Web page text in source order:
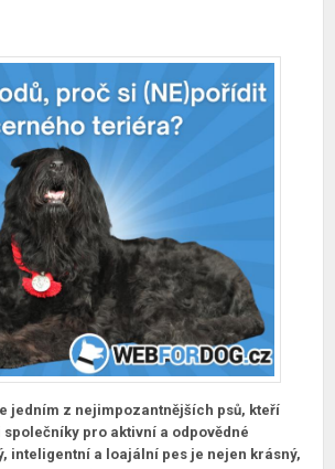
jedním z nejimpozantnějších psů, kteří
společníky pro aktivní a odpovědné
inteligentní a loajální pes je nejen krásný,